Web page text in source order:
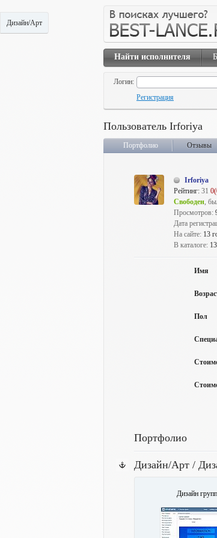
Найти исполнителя
Логин:
Регистрация
Пользователь Irforiya
Портфолио Отзывы
Irforiya
Рейтинг: 31
Свободен,
Просмотров:
Дата
На сайте: 13
В каталоге:
Дизайн/Арт
Имя
Пол
Портфолио
Дизайн/Арт /
Дизайн